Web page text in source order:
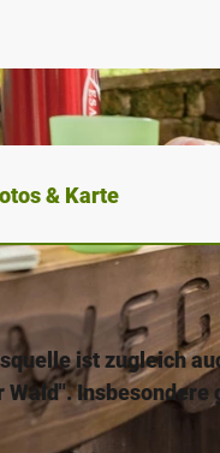
& Karte
ist zugleich
Wald". Insbesondere